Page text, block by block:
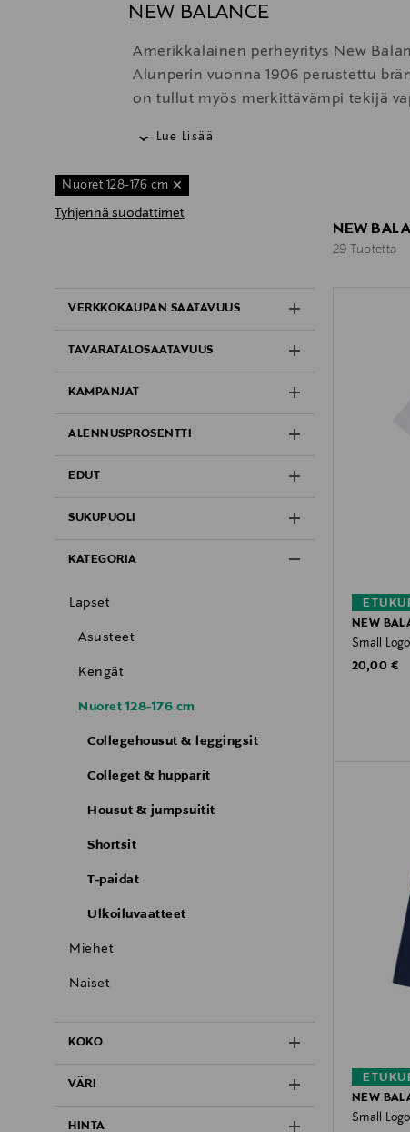
NEW BALANCE
Amerikkalainen perheyritys New
Alunperin vuonna 1906 perustettu
on tullut myös merkittävämpi tekijä
jalkineen tärkeimmät ominaisuudet –
Lue Lisää
Nuoret 128-176 cm
Tyhjennä suodattimet
VERKKOKAUPAN SAATAVUUS
TAVARATALOSAATAVUUS
KAMPANJAT
ALENNUSPROSENTTI
EDUT
SUKUPUOLI
KATEGORIA
Lapset
Asusteet
Kengät
Nuoret 128-176 cm
Collegehousut & leggingsit
Colleget & hupparit
Housut & jumpsuitit
Shortsit
T-paidat
Ulkoiluvaatteet
Miehet
Naiset
KOKO
VÄRI
HINTA
NEW
29 Tuotetta
NEW
Small
Original
20,00 €
NEW
Small